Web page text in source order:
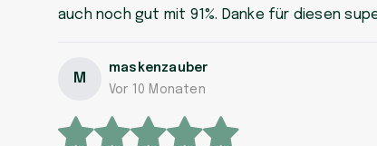
auch noch gut mit 91%. Danke für diesen
M
maskenzauber
Vor 10 Monaten